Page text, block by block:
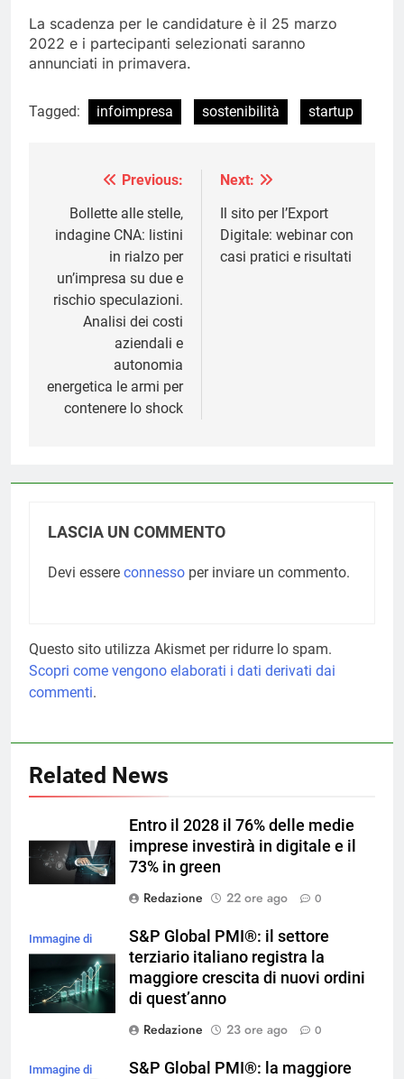
La scadenza per le candidature è il 25 marzo
2022 e i partecipanti selezionati saranno
annunciati in primavera.
Tagged: infoimpresa sostenibilità startup
Navigazione
articoli
Previous:
Bollette alle stelle,
indagine CNA: listini
in rialzo per
un’impresa su due e
rischio speculazioni.
Analisi dei costi
aziendali e
autonomia
energetica le armi per
contenere lo shock
Next:
Il sito per l’Export
Digitale: webinar con
casi pratici e risultati
LASCIA UN COMMENTO
Devi essere connesso per inviare un commento.
Questo sito utilizza Akismet per ridurre lo spam.
Scopri come vengono elaborati i dati derivati dai
commenti.
Related News
Entro il 2028 il 76% delle medie
imprese investirà in digitale e il
73% in green
Redazione
22 ore ago 0
Immagine di
S&P Global PMI®: il settore
terziario italiano registra la
maggiore crescita di nuovi ordini
di quest’anno
Redazione
23 ore ago 0
Immagine di
S&P Global PMI®: la maggiore